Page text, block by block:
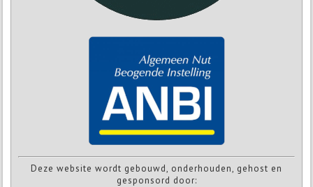
Deze website wordt gebouwd, onderhouden, gehost en
gesponsord door: